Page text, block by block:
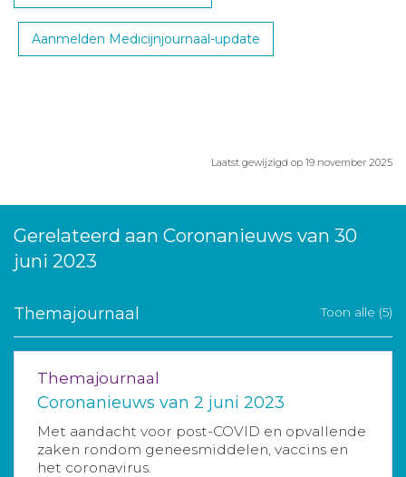
Aanmelden Medicijnjournaal-update
Laatst gewijzigd op 19 november 2025
Gerelateerd aan Coronanieuws van 30
juni 2023
Themajournaal Toon alle (5)
Themajournaal
Coronanieuws van 2 juni 2023
Met aandacht voor post-COVID en opvallende
zaken rondom geneesmiddelen, vaccins en
het coronavirus.